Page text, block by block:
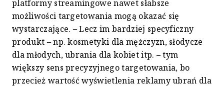
platformy streamingowe nawet słabsze
możliwości targetowania mogą okazać się
wystarczające. – Lecz im bardziej specyficzny
produkt – np. kosmetyki dla mężczyzn, słodycze
dla młodych, ubrania dla kobiet itp. – tym
większy sens precyzyjnego targetowania, bo
przecież wartość wyświetlenia reklamy ubrań dla